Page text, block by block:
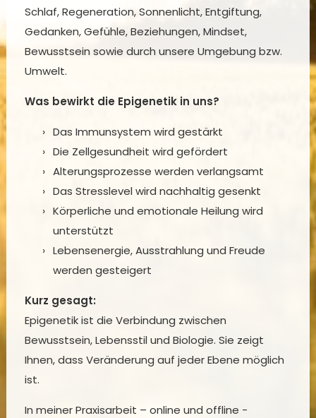
Schlaf, Regeneration, Sonnenlicht, Entgiftung,
Gedanken, Gefühle, Beziehungen, Mindset,
Bewusstsein sowie durch unsere Umgebung bzw.
Umwelt.
Was bewirkt die Epigenetik in uns?
Das Immunsystem wird gestärkt
Die Zellgesundheit wird gefördert
Alterungsprozesse werden verlangsamt
Das Stresslevel wird nachhaltig gesenkt
Körperliche und emotionale Heilung wird
unterstützt
Lebensenergie, Ausstrahlung und Freude
werden gesteigert
Kurz gesagt:
Epigenetik ist die Verbindung zwischen
Bewusstsein, Lebensstil und Biologie. Sie zeigt
Ihnen, dass Veränderung auf jeder Ebene möglich
ist.
In meiner Praxisarbeit – online und offline -